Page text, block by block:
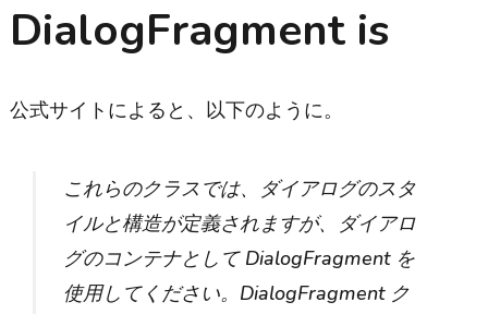
DialogFragment is
公式サイトによると、以下のように。
これらのクラスでは、ダイアログのスタ
イルと構造が定義されますが、ダイアロ
グのコンテナとして DialogFragment を
使用してください。DialogFragment ク